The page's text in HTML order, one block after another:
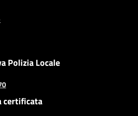
Polizia Locale
certificata